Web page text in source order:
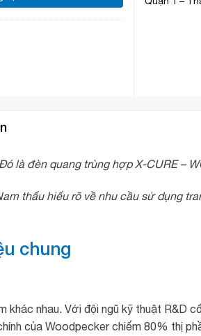
là đèn quang trùng hợp X-CURE –
thấu hiểu rõ về nhu cầu sử dụng
chung
nhau. Với đội ngũ kỹ thuật R&D
của Woodpecker chiếm 80% thị